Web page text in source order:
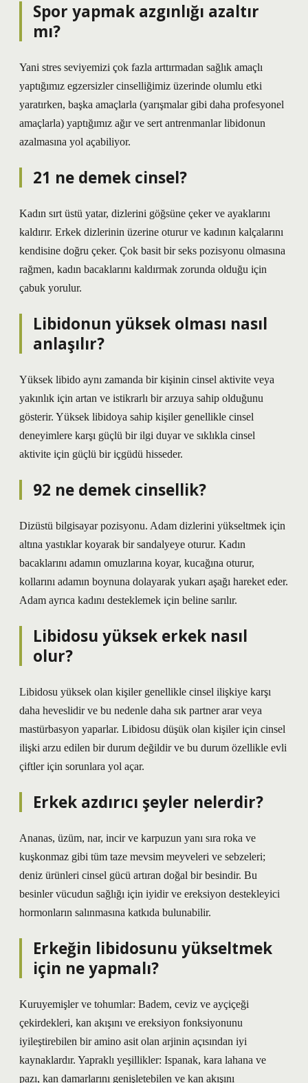
Spor yapmak azgınlığı azaltır
mı?
Yani stres seviyemizi çok fazla arttırmadan sağlık amaçlı
yaptığımız egzersizler cinselliğimiz üzerinde olumlu etki
yaratırken, başka amaçlarla (yarışmalar gibi daha profesyonel
amaçlarla) yaptığımız ağır ve sert antrenmanlar libidonun
azalmasına yol açabiliyor.
21 ne demek cinsel?
Kadın sırt üstü yatar, dizlerini göğsüne çeker ve ayaklarını
kaldırır. Erkek dizlerinin üzerine oturur ve kadının kalçalarını
kendisine doğru çeker. Çok basit bir seks pozisyonu olmasına
rağmen, kadın bacaklarını kaldırmak zorunda olduğu için
çabuk yorulur.
Libidonun yüksek olması nasıl
anlaşılır?
Yüksek libido aynı zamanda bir kişinin cinsel aktivite veya
yakınlık için artan ve istikrarlı bir arzuya sahip olduğunu
gösterir. Yüksek libidoya sahip kişiler genellikle cinsel
deneyimlere karşı güçlü bir ilgi duyar ve sıklıkla cinsel
aktivite için güçlü bir içgüdü hisseder.
92 ne demek cinsellik?
Dizüstü bilgisayar pozisyonu. Adam dizlerini yükseltmek için
altına yastıklar koyarak bir sandalyeye oturur. Kadın
bacaklarını adamın omuzlarına koyar, kucağına oturur,
kollarını adamın boynuna dolayarak yukarı aşağı hareket eder.
Adam ayrıca kadını desteklemek için beline sarılır.
Libidosu yüksek erkek nasıl
olur?
Libidosu yüksek olan kişiler genellikle cinsel ilişkiye karşı
daha heveslidir ve bu nedenle daha sık partner arar veya
mastürbasyon yaparlar. Libidosu düşük olan kişiler için cinsel
ilişki arzu edilen bir durum değildir ve bu durum özellikle evli
çiftler için sorunlara yol açar.
Erkek azdırıcı şeyler nelerdir?
Ananas, üzüm, nar, incir ve karpuzun yanı sıra roka ve
kuşkonmaz gibi tüm taze mevsim meyveleri ve sebzeleri;
deniz ürünleri cinsel gücü artıran doğal bir besindir. Bu
besinler vücudun sağlığı için iyidir ve ereksiyon destekleyici
hormonların salınmasına katkıda bulunabilir.
Erkeğin libidosunu yükseltmek
için ne yapmalı?
Kuruyemişler ve tohumlar: Badem, ceviz ve ayçiçeği
çekirdekleri, kan akışını ve ereksiyon fonksiyonunu
iyileştirebilen bir amino asit olan arjinin açısından iyi
kaynaklardır. Yapraklı yeşillikler: Ispanak, kara lahana ve
pazı, kan damarlarını genişletebilen ve kan akışını